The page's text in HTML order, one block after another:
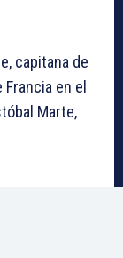
capitana de
en el
Marte,